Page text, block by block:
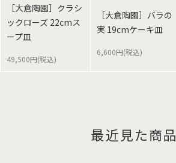
［大倉陶園］クラシ
ックローズ 22cmス
ープ皿
49,500円(税込)
［大倉陶園］バラの
実 19cmケーキ皿
6,600円(税込)
最近見た商品